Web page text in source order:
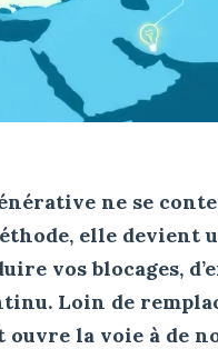
ne se
elle devient
vos blocages,
Loin de
ouvre la voie à de